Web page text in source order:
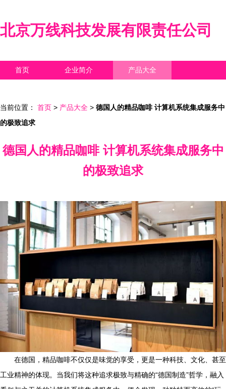
北京万线科技发展有限责任公司
首页 企业简介 产品大全
当前位置： 首页 > 产品大全 > 德国人的精品咖啡 计算机系统集成服务中
的极致追求
德国人的精品咖啡 计算机系统集成服务中
的极致追求
在德国，精品咖啡不仅仅是味觉的享受，更是一种科技、文化、甚至
工业精神的体现。当我们将这种追求极致与精确的“德国制造”哲学，融入